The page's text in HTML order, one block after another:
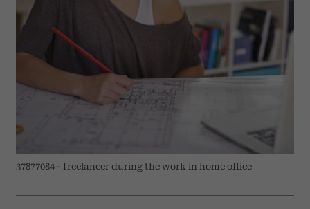
37877084 - freelancer during the work in home office